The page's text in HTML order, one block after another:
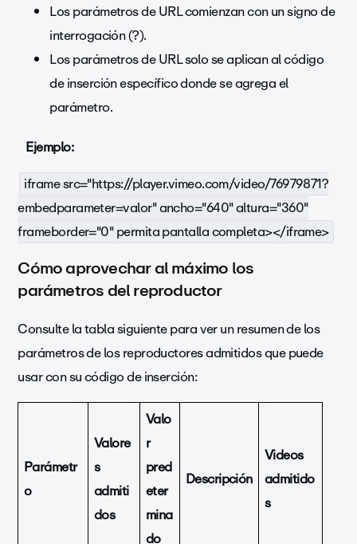
Los parámetros de URL comienzan con un signo de
interrogación (?).
Los parámetros de URL solo se aplican al código
de inserción específico donde se agrega el
parámetro.
Ejemplo:
iframe src="https://player.vimeo.com/video/76979871?
embedparameter=valor" ancho="640" altura="360"
frameborder="0" permita pantalla completa></iframe>
Cómo aprovechar al máximo los
parámetros del reproductor
Consulte la tabla siguiente para ver un resumen de los
parámetros de los reproductores admitidos que puede
usar con su código de inserción:
Parámetr
o
Valore
s
admiti
dos
Valo
r
pred
eter
mina
do
Descripción
Videos
admitido
s